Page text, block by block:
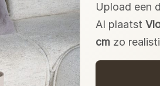
Upload een
AI plaatst
cmzo